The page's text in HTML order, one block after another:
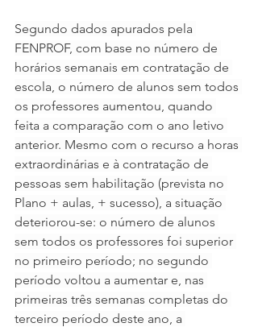
Segundo dados apurados pela
FENPROF, com base no número de
horários semanais em contratação de
escola, o número de alunos sem todos
os professores aumentou, quando
feita a comparação com o ano letivo
anterior. Mesmo com o recurso a horas
extraordinárias e à contratação de
pessoas sem habilitação (prevista no
Plano + aulas, + sucesso), a situação
deteriorou-se: o número de alunos
sem todos os professores foi superior
no primeiro período; no segundo
período voltou a aumentar e, nas
primeiras três semanas completas do
terceiro período deste ano, a